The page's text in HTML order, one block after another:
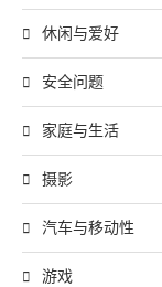
休闲与爱好
安全问题
家庭与生活
摄影
汽车与移动性
游戏